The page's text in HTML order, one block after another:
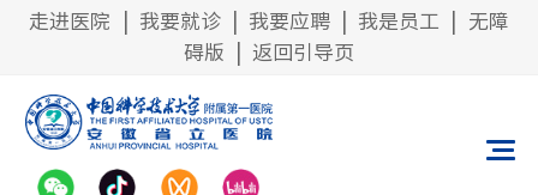
走进医院 我要就诊 我要应聘 我是员工
无障
碍版
返回引导页